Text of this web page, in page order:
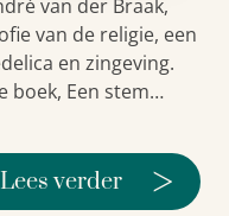
van der Braak,
van de religie, een
en zingeving.
boek, Een stem…
Lees verder >